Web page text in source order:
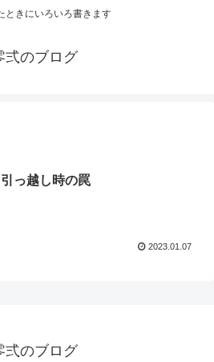
ときにいろいろ書きます
弍のブログ
引っ越し時の罠
2023.01.07
弍のブログ